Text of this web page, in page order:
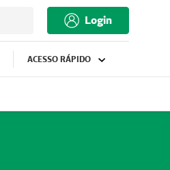
Login
ACESSO RÁPIDO